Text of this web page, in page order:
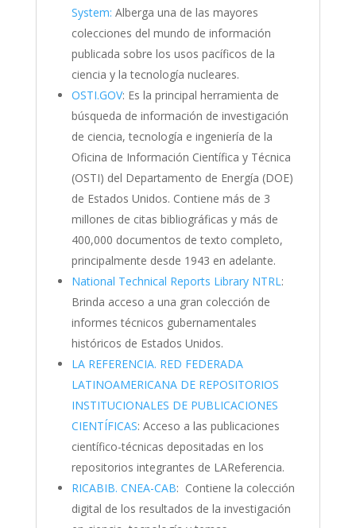
System: Alberga una de las mayores
colecciones del mundo de información
publicada sobre los usos pacíficos de la
ciencia y la tecnología nucleares.
OSTI.GOV: Es la principal herramienta de
búsqueda de información de investigación
de ciencia, tecnología e ingeniería de la
Oficina de Información Científica y Técnica
(OSTI) del Departamento de Energía (DOE)
de Estados Unidos. Contiene más de 3
millones de citas bibliográficas y más de
400,000 documentos de texto completo,
principalmente desde 1943 en adelante.
National Technical Reports Library NTRL:
Brinda acceso a una gran colección de
informes técnicos gubernamentales
históricos de Estados Unidos.
LA REFERENCIA. RED FEDERADA
LATINOAMERICANA DE REPOSITORIOS
INSTITUCIONALES DE PUBLICACIONES
CIENTÍFICAS: Acceso a las publicaciones
científico-técnicas depositadas en los
repositorios integrantes de LAReferencia.
RICABIB. CNEA-CAB: Contiene la colección
digital de los resultados de la investigación